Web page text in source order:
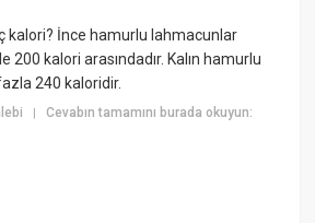
kalori? İnce hamurlu lahmacunlar
200 kalori arasındadır. Kalın hamurlu
240 kaloridir.
|Cevabın tamamını burada okuyun: